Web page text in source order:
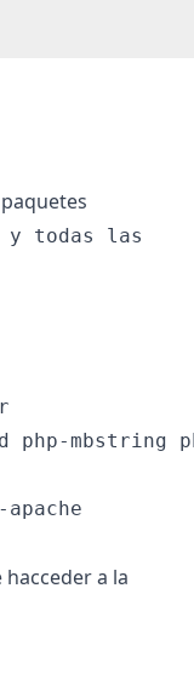
y todas las
php-mbstring
a la